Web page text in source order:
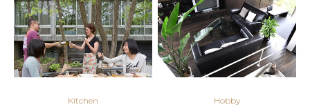
Kitchen Hobby